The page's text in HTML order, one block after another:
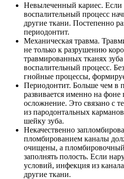
Невылеченный кариес. Если
воспалительный процесс
другие ткани. Постепенно
периодонтит.
Механическая травма.
не только к разрушению
травмированных тканях
воспалительный процесс.
гнойные процессы,
Периодонтит. Больше чем в
развивается именно на фоне
осложнение. Это связано с
из пародонтальных
шейку зуба.
Некачественно
пломбированием каналы
очищены, а
заполнять полость. Если
условий, инфекция из
другие ткани.